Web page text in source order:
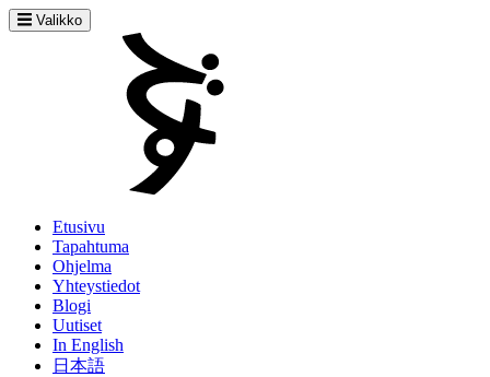
Valikko
Etusivu
Tapahtuma
Ohjelma
Yhteystiedot
Blogi
Uutiset
In English
日本語